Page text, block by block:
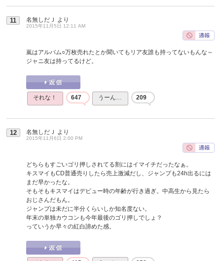
11 名無しだＪ より
2015年11月5日 12:11 AM
嵐はアルバム○万枚売れたとか聞いてもリア友誰も持ってないもんな～
ジャニ友は持ってるけど。
それな！ 647 うーん… 209
12 名無しだＪ より
2015年11月6日 2:00 PM
どちらもすごいゴリ押しされてる割にはイマイチだったなぁ。
キスマイもCD普通売りしたら売上激減だし、ジャンプも24h出るには
まだ早かったな。
そもそもキスマイはデビュー時の年齢が行き過ぎ。中高生から見たら
おじさんだもん。
ジャンプは未だに半分くらいしか知名度ない。
年末の単独カウコンも今年最後のゴリ押しでしょ？
っていうか早々の紅白諦めた感。